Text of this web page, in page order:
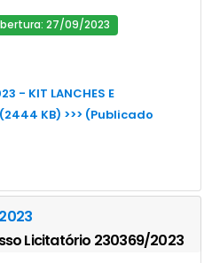
27/09/2023
- KIT LANCHES E
KB) >>> (Publicado
Licitatório 230369/2023